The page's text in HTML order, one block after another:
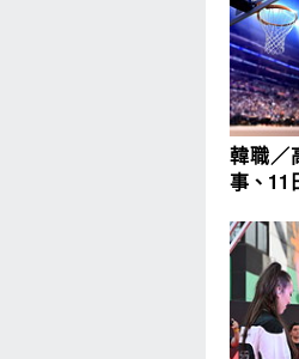
韓職／
事、11